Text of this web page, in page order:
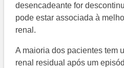
desencadeante for
pode estar associada à
renal.
A maioria dos pacientes tem
renal residual após um